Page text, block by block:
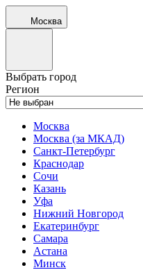
Москва
Выбрать город
Регион
Москва
Москва (за МКАД)
Санкт-Петербург
Краснодар
Сочи
Казань
Уфа
Нижний Новгород
Екатеринбург
Самара
Астана
Минск